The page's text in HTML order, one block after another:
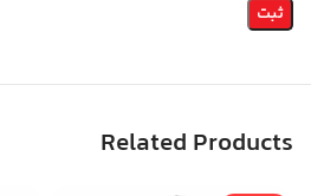
Related Products